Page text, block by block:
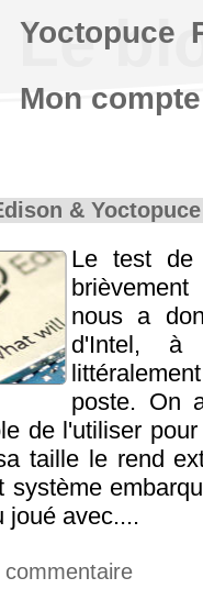
Le
& Yoctopuce
Le test de
nous a
d'Intel, à
poste. On
de l'utiliser
taille le rend
système
joué avec....
commentaire
Yoctopuce
Mon compte